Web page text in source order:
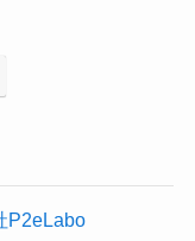
P2eLabo